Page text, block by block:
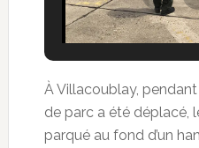
À Villacoublay,
de parc a été déplacé,
parqué au fond d’un